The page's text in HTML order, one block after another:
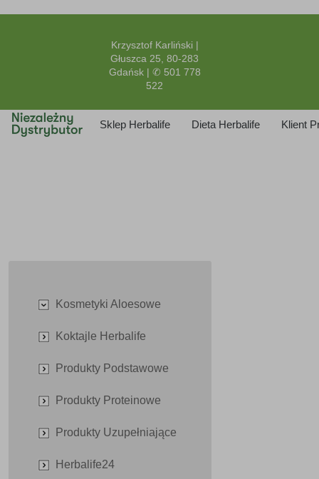
Krzysztof Karliński |
Głuszca 25, 80-283
Gdańsk | ✆ 501 778
522
Sklep Herbalife Dieta Herbalife Klient
Kosmetyki Aloesowe
Koktajle Herbalife
Produkty Podstawowe
Produkty Proteinowe
Produkty Uzupełniające
Herbalife24